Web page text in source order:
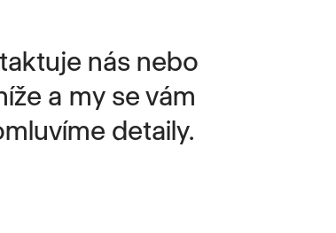
nás nebo
a my se vám
detaily.